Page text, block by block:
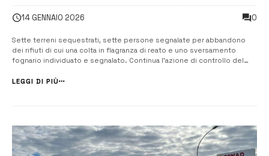
14 GENNAIO 2026 0
Sette terreni sequestrati, sette persone segnalate per abbandono
dei rifiuti di cui una colta in flagranza di reato e uno sversamento
fognario individuato e segnalato. Continua l’azione di controllo del
promossa dal sindaco Pippo Gianni e dal vice sindaco Alessandro
LEGGI DI PIÙ